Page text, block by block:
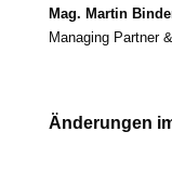
Mag. Martin
Managing Partner
Änderungen